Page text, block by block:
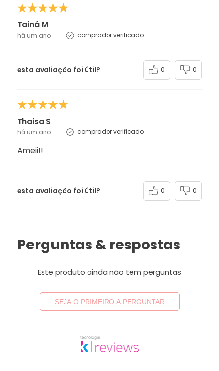
Tainá M
há um ano comprador verificado
esta avaliação foi útil? 0 0
Thaisa S
há um ano comprador verificado
Ameii!!
esta avaliação foi útil? 0 0
Perguntas & respostas
Este produto ainda não tem perguntas
SEJA O PRIMEIRO A PERGUNTAR